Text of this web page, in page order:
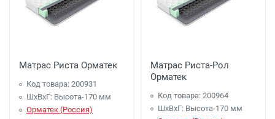
Матрас Риста Орматек
Код товара: 200931
ШхВхГ: Высота-170 мм
Орматек (Россия)
Матрас Риста-Рол
Орматек
Код товара: 200964
ШхВхГ: Высота-170 мм